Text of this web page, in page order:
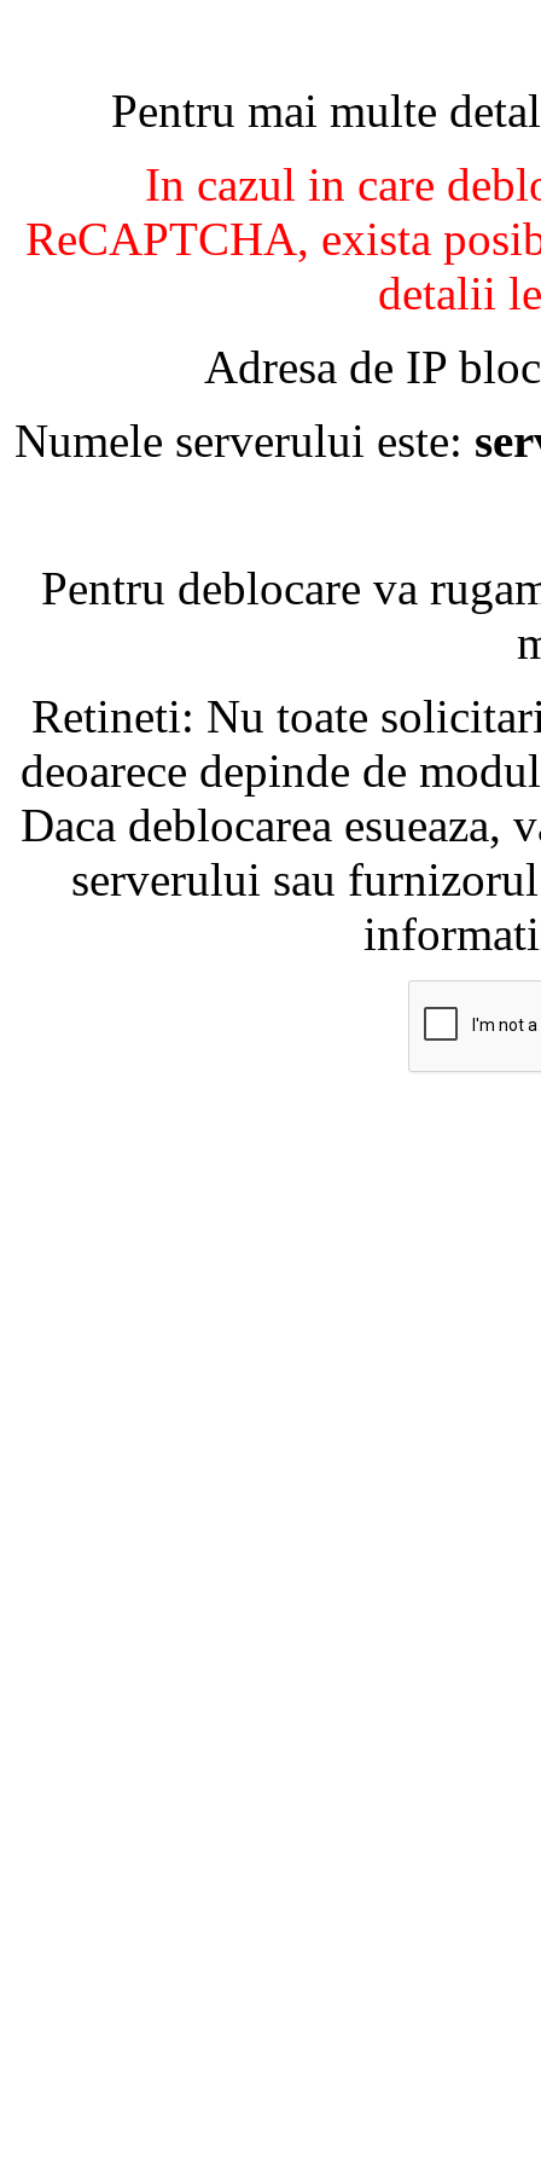
Pentru mai multe
In cazul in care
ReCAPTCHA, exista
detalii
Adresa de IP
Numele serverului este:
Pentru deblocare va
Retineti: Nu toate
deoarece depinde de
Daca deblocarea
serverului sau